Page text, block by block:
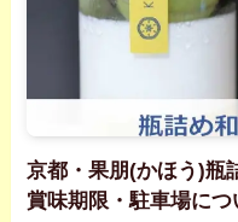
京都・果朋(かほう)瓶
賞味期限・駐車場につ